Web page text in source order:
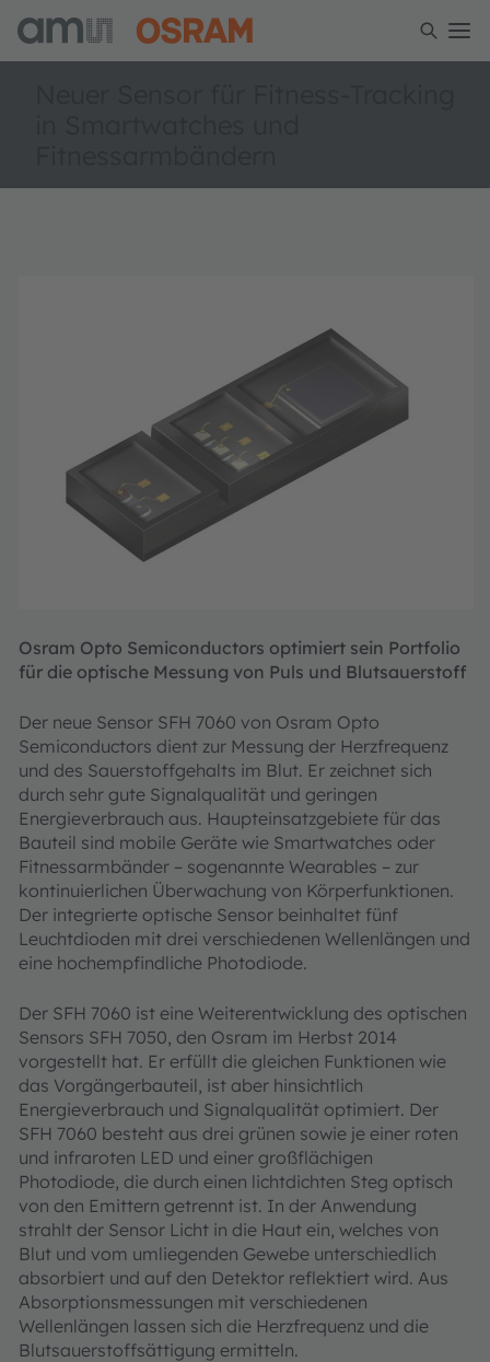
Osram Opto Semiconductors optimiert sein Portfolio
für die optische Messung von Puls und Blutsauerstoff
Der neue Sensor SFH 7060 von Osram Opto
Semiconductors dient zur Messung der Herzfrequenz
und des Sauerstoffgehalts im Blut. Er zeichnet sich
durch sehr gute Signalqualität und geringen
Energieverbrauch aus. Haupteinsatzgebiete für das
Bauteil sind mobile Geräte wie Smartwatches oder
Fitnessarmbänder – sogenannte Wearables – zur
kontinuierlichen Überwachung von Körperfunktionen.
Der integrierte optische Sensor beinhaltet fünf
Leuchtdioden mit drei verschiedenen Wellenlängen und
eine hochempfindliche Photodiode.
Der SFH 7060 ist eine Weiterentwicklung des optischen
Sensors SFH 7050, den Osram im Herbst 2014
vorgestellt hat. Er erfüllt die gleichen Funktionen wie
das Vorgängerbauteil, ist aber hinsichtlich
Energieverbrauch und Signalqualität optimiert. Der
SFH 7060 besteht aus drei grünen sowie je einer roten
und infraroten LED und einer großflächigen
Photodiode, die durch einen lichtdichten Steg optisch
von den Emittern getrennt ist. In der Anwendung
strahlt der Sensor Licht in die Haut ein, welches von
Blut und vom umliegenden Gewebe unterschiedlich
absorbiert und auf den Detektor reflektiert wird. Aus
Absorptionsmessungen mit verschiedenen
Wellenlängen lassen sich die Herzfrequenz und die
Blutsauerstoffsättigung ermitteln.